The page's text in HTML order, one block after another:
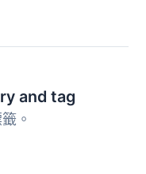
and tag
。